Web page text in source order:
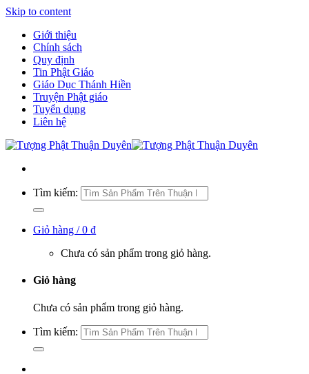
Skip to content
Giới thiệu
Chính sách
Quy định
Tin Phật Giáo
Giáo Dục Thánh Hiền
Truyện Phật giáo
Tuyển dụng
Liên hệ
Tìm kiếm:
Giỏ hàng /0 ₫
Chưa có sản phẩm trong giỏ hàng.
Giỏ hàng
Chưa có sản phẩm trong giỏ hàng.
Tìm kiếm: